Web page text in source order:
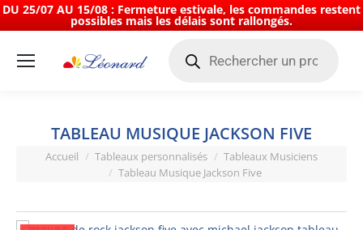
DU 25/07 AU 15/08 : Fermeture estivale, les commandes restent
possibles mais les délais sont rallongés.
produits
TABLEAU MUSIQUE JACKSON FIVE
Vous êtes ici :
Accueil Tableaux personnalisés
Tableaux Musiciens
Tableau Musique Jackson Five